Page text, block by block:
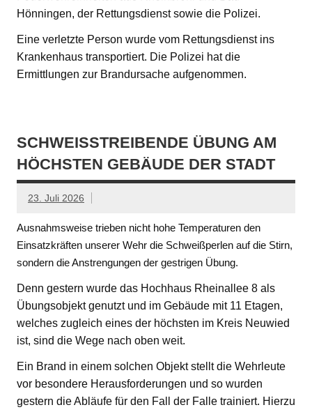
Hönningen, der Rettungsdienst sowie die Polizei.
Eine verletzte Person wurde vom Rettungsdienst ins
Krankenhaus transportiert. Die Polizei hat die
Ermittlungen zur Brandursache aufgenommen.
SCHWEISSTREIBENDE ÜBUNG AM H
ÖCHSTEN GEBÄUDE DER STADT
23. Juli 2026
Ausnahmsweise trieben nicht hohe Temperaturen den
Einsatzkräften unserer Wehr die Schweißperlen auf die Stirn,
sondern die Anstrengungen der gestrigen Übung.
Denn gestern wurde das Hochhaus Rheinallee 8 als
Übungsobjekt genutzt und im Gebäude mit 11 Etagen,
welches zugleich eines der höchsten im Kreis Neuwied
ist, sind die Wege nach oben weit.
Ein Brand in einem solchen Objekt stellt die Wehrleute
vor besondere Herausforderungen und so wurden
gestern die Abläufe für den Fall der Falle trainiert. Hierzu